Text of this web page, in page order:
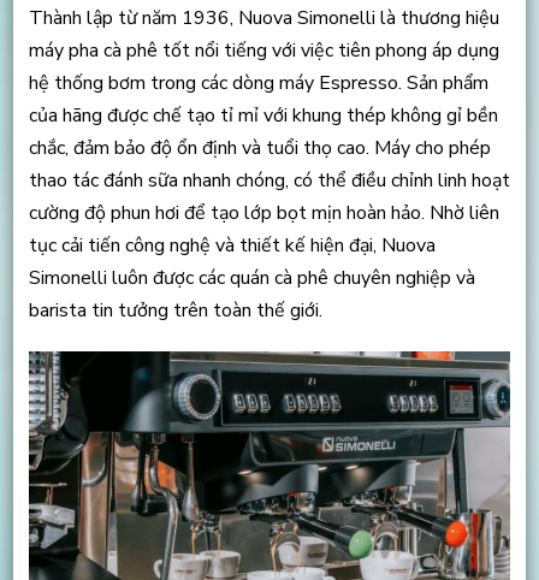
Thành lập từ năm 1936, Nuova Simonelli là thương hiệu
máy pha cà phê tốt nổi tiếng với việc tiên phong áp dụng
hệ thống bơm trong các dòng máy Espresso. Sản phẩm
của hãng được chế tạo tỉ mỉ với khung thép không gỉ bền
chắc, đảm bảo độ ổn định và tuổi thọ cao. Máy cho phép
thao tác đánh sữa nhanh chóng, có thể điều chỉnh linh hoạt
cường độ phun hơi để tạo lớp bọt mịn hoàn hảo. Nhờ liên
tục cải tiến công nghệ và thiết kế hiện đại, Nuova
Simonelli luôn được các quán cà phê chuyên nghiệp và
barista tin tưởng trên toàn thế giới.